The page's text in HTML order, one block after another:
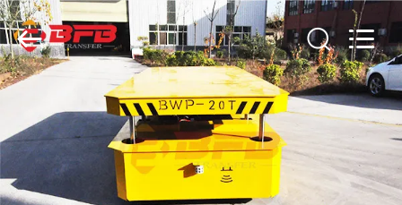
집
제
©
2019
-
2026
Xinxiang
Hundred
Electrical
and
Mechanical
Rights